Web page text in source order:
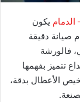
يكون
صيانة دقيقة
فالورشة
تتميز بفهمها
الأعطال بدقة،